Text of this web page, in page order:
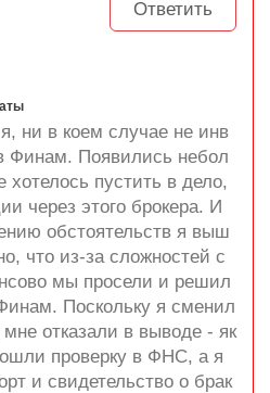
Ответить
ни в коем случае не инв
Финам. Появились небол
пустить в дело,
через этого брокера. И
обстоятельств я выш
что из-за сложностей с
мы просели и решил
Поскольку я сменил
отказали в выводе - як
проверку в ФНС, а я
и свидетельство о брак